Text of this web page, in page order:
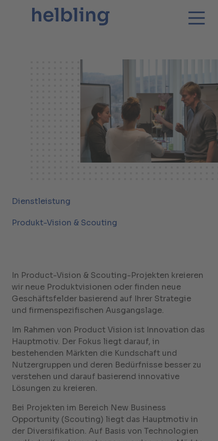
Dienstleistung
Produkt-Vision & Scouting
In Product-Vision & Scouting-Projekten kreieren
wir neue Produktvisionen oder finden neue
Geschäftsfelder basierend auf Ihrer Strategie
und firmenspezifischen Ausgangslage.
Im Rahmen von Product Vision ist Innovation das
Hauptmotiv. Der Fokus liegt darauf, in
bestehenden Märkten die Kundschaft und
Nutzergruppen und deren Bedürfnisse besser zu
verstehen und darauf basierend innovative
Lösungen zu kreieren.
Bei Projekten im Bereich New Business
Opportunity (Scouting) liegt das Hauptmotiv in
der Diversifikation. Auf Basis von Technologien